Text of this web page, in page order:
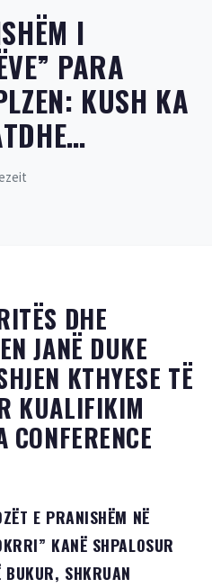
I
PARA
KUSH KA
DHE
JANË DUKE
KTHYESE TË
KUALIFIKIM
CONFERENCE
E PRANISHËM NË
KANË SHPALOSUR
BUKUR, SHKRUAN